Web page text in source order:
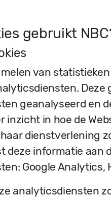
gebruikt
van
Deze
geanalyseerd en
inzicht in hoe de
dienstverlening
deze informatie aan
Google Analytics,
analyticsdiensten